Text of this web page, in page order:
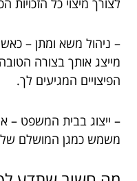
– ניהול משא ומתן –
מייצג אותך בצורה
הפיצויים המגיעים לך.
– ייצוג בבית המשפט –
משמש כמגן המושלם